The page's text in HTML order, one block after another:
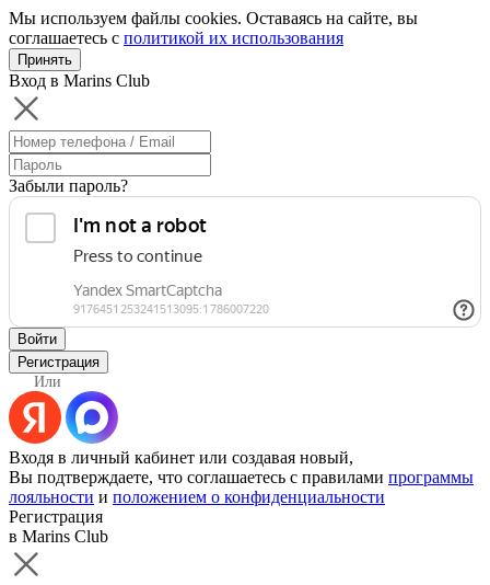
Мы используем файлы cookies. Оставаясь на сайте, вы
соглашаетесь с политикой их использования
Принять
Вход в Marins Club
Забыли пароль?
Войти
Регистрация
Или
Входя в личный кабинет или создавая новый,
Вы подтверждаете, что соглашаетесь с правилами программы
лояльности и положением о конфиденциальности
Регистрация
в Marins Club